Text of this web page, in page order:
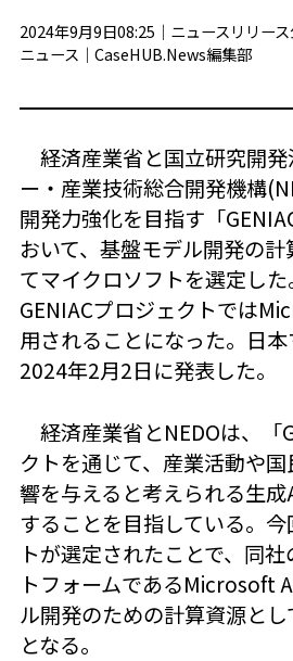
2024年9月9日08:25｜ニュースリリー
ニュース ｜ CaseHUB.News編集部
経済産業省と国立研究開
ー・産業技術総合開発機構
開発力強化を目指す「
おいて、基盤モデル開発の
てマイクロソフトを選定した
GENIACプロジェクトでは
用されることになった。日
2024年2月2日に発表した。
経済産業省とNEDOは、「
クトを通じて、産業活動や
響を与えると考えられる生
することを目指している。
トが選定されたことで、同
トフォームであるMicrosoft
ル開発のための計算資源と
となる。